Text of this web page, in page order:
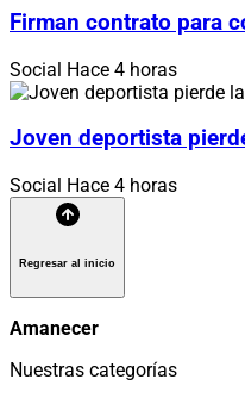
Firman contrato para
Social Hace 4 horas
Joven deportista
Social Hace 4 horas
Regresar al inicio
Amanecer
Nuestras categorías